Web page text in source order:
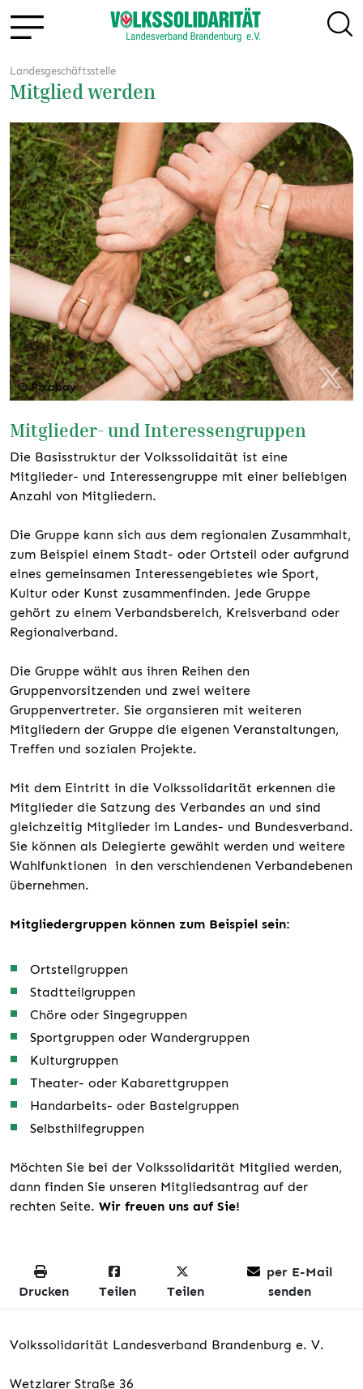
Landesgeschäftsstelle
Mitglied werden
© Pixabay
Mitglieder- und Interessengruppen
Die Basisstruktur der Volkssolidaität ist eine
Mitglieder- und Interessengruppe mit einer beliebigen
Anzahl von Mitgliedern.
Die Gruppe kann sich aus dem regionalen Zusammhalt,
zum Beispiel einem Stadt- oder Ortsteil oder aufgrund
eines gemeinsamen Interessengebietes wie Sport,
Kultur oder Kunst zusammenfinden. Jede Gruppe
gehört zu einem Verbandsbereich, Kreisverband oder
Regionalverband.
Die Gruppe wählt aus ihren Reihen den
Gruppenvorsitzenden und zwei weitere
Gruppenvertreter. Sie organsieren mit weiteren
Mitgliedern der Gruppe die eigenen Veranstaltungen,
Treffen und sozialen Projekte.
Mit dem Eintritt in die Volkssolidarität erkennen die
Mitglieder die Satzung des Verbandes an und sind
gleichzeitig Mitglieder im Landes- und Bundesverband.
Sie können als Delegierte gewählt werden und weitere
Wahlfunktionen in den verschiendenen Verbandebenen
übernehmen.
Mitgliedergruppen können zum Beispiel sein:
Ortsteilgruppen
Stadtteilgruppen
Chöre oder Singegruppen
Sportgruppen oder Wandergruppen
Kulturgruppen
Theater- oder Kabarettgruppen
Handarbeits- oder Bastelgruppen
Selbsthilfegruppen
Möchten Sie bei der Volkssolidarität Mitglied werden,
dann finden Sie unseren Mitgliedsantrag auf der
rechten Seite. Wir freuen uns auf Sie!
Drucken Teilen Teilen
per E-Mail
senden
Volkssolidarität Landesverband Brandenburg e. V.
Wetzlarer Straße 36